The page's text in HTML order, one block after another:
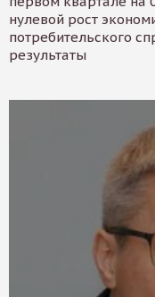
нулевой рост
потребительского
результаты